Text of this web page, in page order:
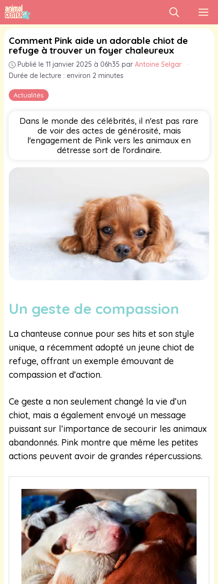
Aller
au
contenu
Actualités
Comment Pink aide un adorable chiot de
refuge à trouver un foyer chaleureux
Publié le 11 janvier 2025 à 06h35 par Antoine Selgar
·
Durée de lecture : environ 2 minutes
Dans le monde des célébrités, il n'est pas rare
de voir des actes de générosité, mais
l'engagement de Pink vers les animaux en
détresse sort de l'ordinaire.
Un geste de compassion
La chanteuse connue pour ses hits et son style
unique, a récemment adopté un jeune chiot de
refuge, offrant un exemple émouvant de
compassion et d’action.
Ce geste a non seulement changé la vie d’un
chiot, mais a également envoyé un message
puissant sur l’importance de secourir les animaux
abandonnés. Pink montre que même les petites
actions peuvent avoir de grandes répercussions.